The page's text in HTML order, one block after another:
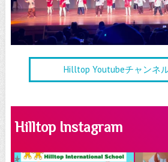
Hilltop Youtubeチャンネ
Hilltop Instagram